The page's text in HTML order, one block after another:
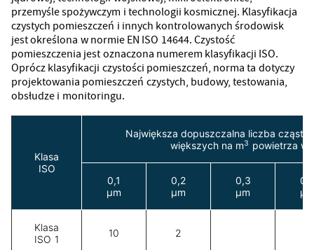
przemyśle spożywczym i technologii kosmicznej. Klasyfikacja
czystych pomieszczeń i innych kontrolowanych środowisk
jest określona w normie EN ISO 14644. Czystość
pomieszczenia jest oznaczona numerem klasyfikacji ISO.
Oprócz klasyfikacji czystości pomieszczeń, norma ta dotyczy
projektowania pomieszczeń czystych, budowy, testowania,
obsłudze i monitoringu.
Klasa
ISO
Największa dopuszczalna liczba
większych na m3 powietrza w
0,1
μm
0,2
μm
0,3
μm
μm
Klasa
ISO 1
10 2